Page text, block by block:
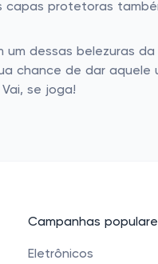
capas protetoras
um dessas belezuras
chance de dar
se joga!
Campanhas
Eletrônicos